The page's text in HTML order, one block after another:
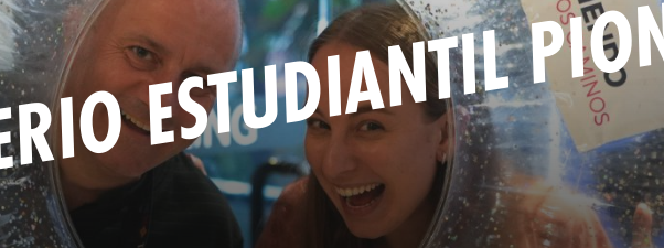
ESTUDIANTIL